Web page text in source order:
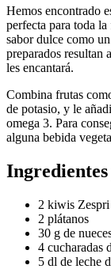
Hemos encontrado
perfecta para toda
sabor dulce como
preparados resultan
les encantará.
Combina frutas
de potasio, y le
omega 3. Para
alguna bebida
2 kiwis Zespri
2 plátanos
30 g de
4 cucharadas
5 dl de leche